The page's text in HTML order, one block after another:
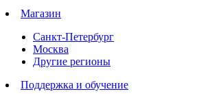
Магазин
Санкт-Петербург
Москва
Другие регионы
Поддержка и обучение